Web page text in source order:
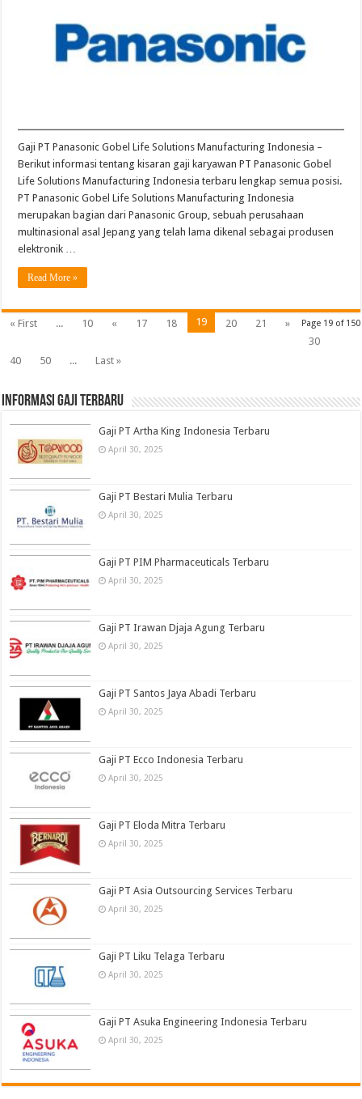
Terbaru
Gaji PT Panasonic Gobel Life Solutions Manufacturing Indonesia –
Berikut informasi tentang kisaran gaji karyawan PT Panasonic Gobel
Life Solutions Manufacturing Indonesia terbaru lengkap semua posisi.
PT Panasonic Gobel Life Solutions Manufacturing Indonesia
merupakan bagian dari Panasonic Group, sebuah perusahaan
multinasional asal Jepang yang telah lama dikenal sebagai produsen
elektronik …
Read More »
Page 19 of 150
« First ... 10 « 17 18 19 20 21
»
30
40
50 ... Last »
informasi gaji terbaru
Gaji PT Artha King Indonesia Terbaru
April 30, 2025
Gaji PT Bestari Mulia Terbaru
April 30, 2025
Gaji PT PIM Pharmaceuticals Terbaru
April 30, 2025
Gaji PT Irawan Djaja Agung Terbaru
April 30, 2025
Gaji PT Santos Jaya Abadi Terbaru
April 30, 2025
Gaji PT Ecco Indonesia Terbaru
April 30, 2025
Gaji PT Eloda Mitra Terbaru
April 30, 2025
Gaji PT Asia Outsourcing Services Terbaru
April 30, 2025
Gaji PT Liku Telaga Terbaru
April 30, 2025
Gaji PT Asuka Engineering Indonesia Terbaru
April 30, 2025